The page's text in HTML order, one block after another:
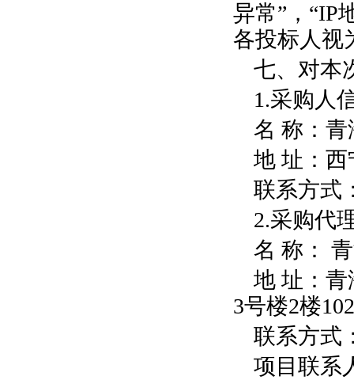
异常”，“IP
各投标人视
七、对本
1.采购人
名 称： 青
地 址： 西
联系方式
2.采购代
名 称：
地 址： 青
3号楼2楼
联系方式
项目联系